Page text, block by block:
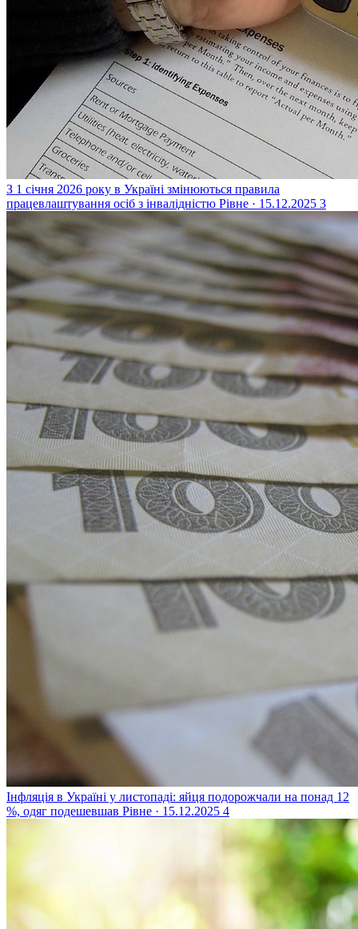
З 1 січня 2026 року в Україні змінюються правила
працевлаштування осіб з інвалідністю Рівне · 15.12.2025 3
Інфляція в Україні у листопаді: яйця подорожчали на понад 12
%, одяг подешевшав Рівне · 15.12.2025 4